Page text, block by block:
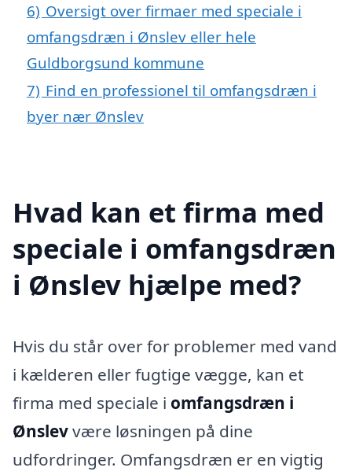
6) Oversigt over firmaer med speciale i
omfangsdræn i Ønslev eller hele
Guldborgsund kommune
7) Find en professionel til omfangsdræn i
byer nær Ønslev
Hvad kan et firma med
speciale i omfangsdræn
i Ønslev hjælpe med?
Hvis du står over for problemer med vand
i kælderen eller fugtige vægge, kan et
firma med speciale i omfangsdræn i
Ønslevvære løsningen på dine
udfordringer. Omfangsdræn er en vigtig